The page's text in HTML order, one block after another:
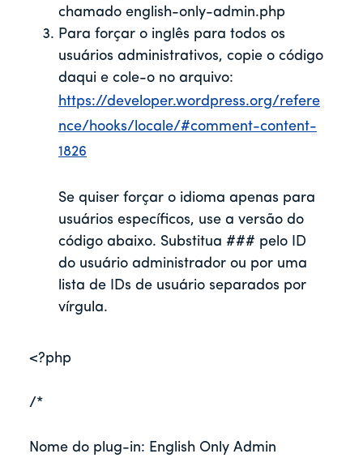
chamado english-only-admin.php
Para forçar o inglês para todos os
usuários administrativos, copie o código
daqui e cole-o no arquivo:
https://developer.wordpress.org/refere
nce/hooks/locale/#comment-content-
1826
Se quiser forçar o idioma apenas para
usuários específicos, use a versão do
código abaixo. Substitua ### pelo ID
do usuário administrador ou por uma
lista de IDs de usuário separados por
vírgula.
<?php
/*
Nome do plug-in: English Only Admin